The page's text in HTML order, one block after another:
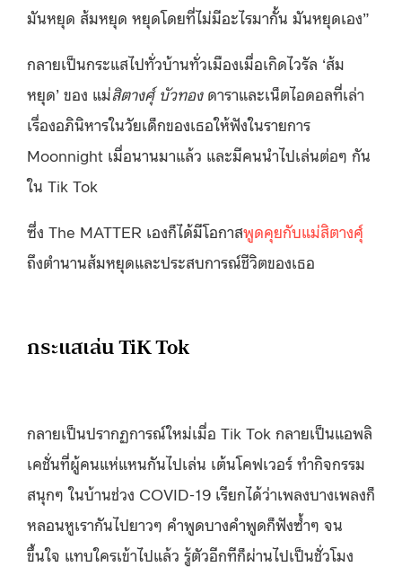
มันหยุด ส้มหยุด หยุดโดยที่ไม่มีอะไรมากั้น มันหยุดเอง”
กลายเป็นกระแสไปทั่วบ้านทั่วเมืองเมื่อเกิดไวรัล ‘ส้ม
หยุด’ ของ แม่สิตางศุ์ บัวทองดาราและเน็ตไอดอลที่เล่า
เรื่องอภินิหารในวัยเด็กของเธอให้ฟังในรายการ
Moonnight เมื่อนานมาแล้ว และมีคนนำไปเล่นต่อๆ กัน
ใน Tik Tok
ซึ่ง The MATTER เองก็ได้มีโอกาสพูดคุยกับแม่สิตางศุ์
ถึงตำนานส้มหยุดและประสบการณ์ชีวิตของเธอ
กระแสเล่น TiK Tok
กลายเป็นปรากฏการณ์ใหม่เมื่อ Tik Tok กลายเป็นแอพลิ
เคชั่นที่ผู้คนแห่แหนกันไปเล่น เต้นโคฟเวอร์ ทำกิจกรรม
สนุกๆ ในบ้านช่วง COVID-19 เรียกได้ว่าเพลงบางเพลงก็
หลอนหูเรากันไปยาวๆ คำพูดบางคำพูดก็ฟังซ้ำๆ จน
ขึ้นใจ แทบใครเข้าไปแล้ว รู้ตัวอีกทีก็ผ่านไปเป็นชั่วโมง